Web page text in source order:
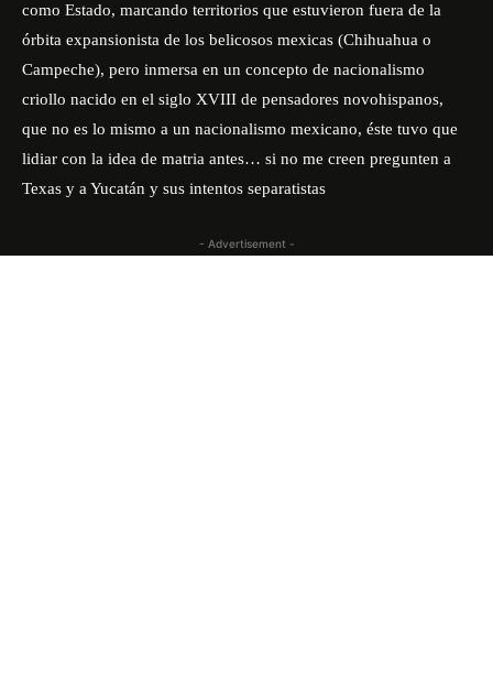
como Estado, marcando territorios que estuvieron fuera de la
órbita expansionista de los belicosos mexicas (Chihuahua o
Campeche), pero inmersa en un concepto de nacionalismo
criollo nacido en el siglo XVIII de pensadores novohispanos,
que no es lo mismo a un nacionalismo mexicano, éste tuvo que
lidiar con la idea de matria antes… si no me creen pregunten a
Texas y a Yucatán y sus intentos separatistas
- Advertisement -